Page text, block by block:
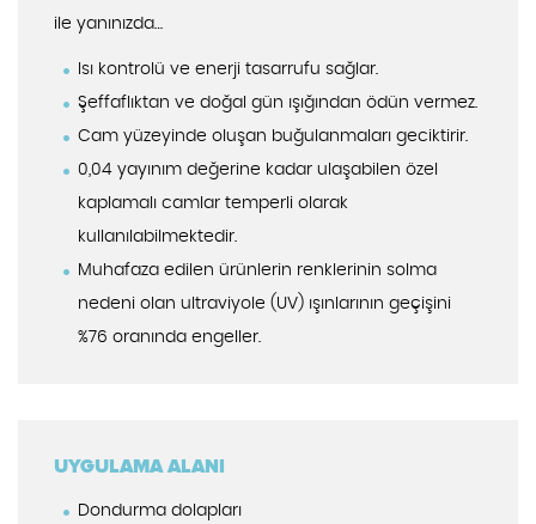
ile yanınızda…
Isı kontrolü ve enerji tasarrufu sağlar.
Şeffaflıktan ve doğal gün ışığından ödün vermez.
Cam yüzeyinde oluşan buğulanmaları geciktirir.
0,04 yayınım değerine kadar ulaşabilen özel
kaplamalı camlar temperli olarak
kullanılabilmektedir.
Muhafaza edilen ürünlerin renklerinin solma
nedeni olan ultraviyole (UV) ışınlarının geçişini
%76 oranında engeller.
UYGULAMA ALANI
Dondurma dolapları